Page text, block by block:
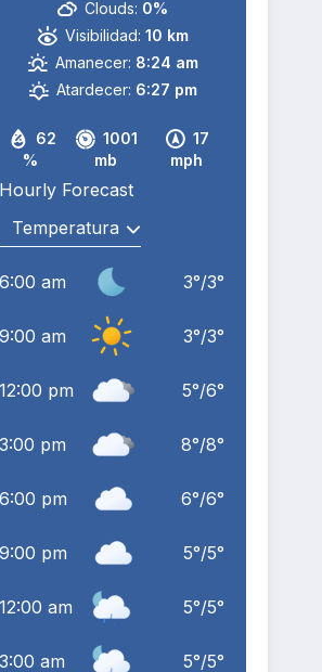
62
%
1001
mb
17
mph
Clouds: 0%
Visibilidad: 10 km
Amanecer: 8:24 am
Atardecer: 6:27 pm
Hourly Forecast
6:00 am 3°/3°
9:00 am 3°/3°
12:00 pm 5°/6°
3:00 pm 8°/8°
6:00 pm 6°/6°
9:00 pm 5°/5°
12:00 am 5°/5°
3:00 am 5°/5°